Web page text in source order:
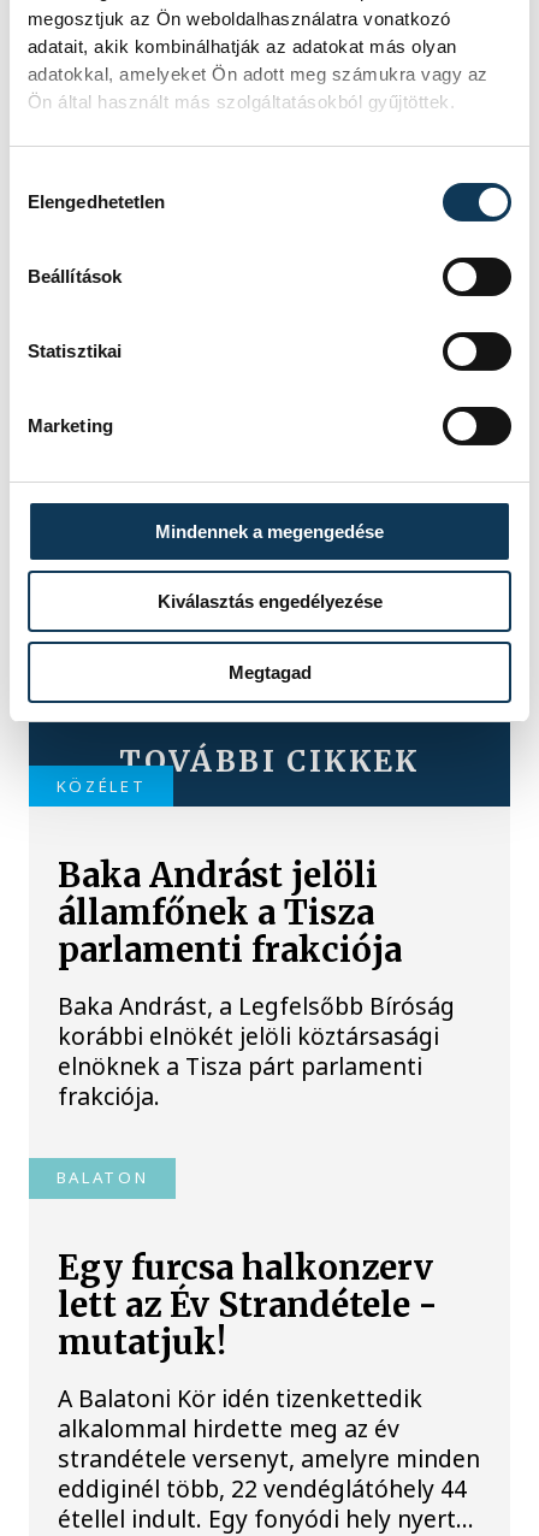
megosztjuk az Ön weboldalhasználatra vonatkozó
adatait, akik kombinálhatják az adatokat más olyan
adatokkal, amelyeket Ön adott meg számukra vagy az
Ön által használt más szolgáltatásokból gyűjtöttek.
Elengedhetetlen
Beállítások
Statisztikai
Marketing
Mindennek a megengedése
Kiválasztás engedélyezése
Megtagad
TOVÁBBI CIKKEK
KÖZÉLET
Baka Andrást jelöli
államfőnek a Tisza
parlamenti frakciója
Baka Andrást, a Legfelsőbb Bíróság
korábbi elnökét jelöli köztársasági
elnöknek a Tisza párt parlamenti
frakciója.
BALATON
Egy furcsa halkonzerv
lett az Év Strandétele -
mutatjuk!
A Balatoni Kör idén tizenkettedik
alkalommal hirdette meg az év
strandétele versenyt, amelyre minden
eddiginél több, 22 vendéglátóhely 44
étellel indult. Egy fonyódi hely nyert...